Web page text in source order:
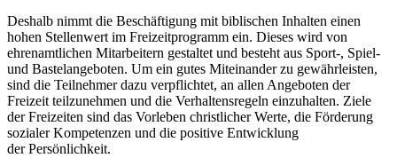
Deshalb nimmt die Beschäftigung mit biblischen Inhalten einen
hohen Stellenwert im Freizeitprogramm ein. Dieses wird von
ehrenamtlichen Mitarbeitern gestaltet und besteht aus Sport-, Spiel-
und Bastelangeboten. Um ein gutes Miteinander zu gewährleisten,
sind die Teilnehmer dazu verpflichtet, an allen Angeboten der
Freizeit teilzunehmen und die Verhaltensregeln einzuhalten. Ziele
der Freizeiten sind das Vorleben christlicher Werte, die Förderung
sozialer Kompetenzen und die positive Entwicklung
der Persönlichkeit.